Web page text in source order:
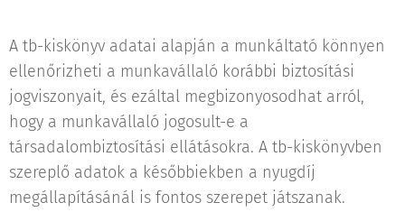
A tb-kiskönyv adatai alapján a munkáltató könnyen
ellenőrizheti a munkavállaló korábbi biztosítási
jogviszonyait, és ezáltal megbizonyosodhat arról,
hogy a munkavállaló jogosult-e a
társadalombiztosítási ellátásokra. A tb-kiskönyvben
szereplő adatok a későbbiekben a nyugdíj
megállapításánál is fontos szerepet játszanak.